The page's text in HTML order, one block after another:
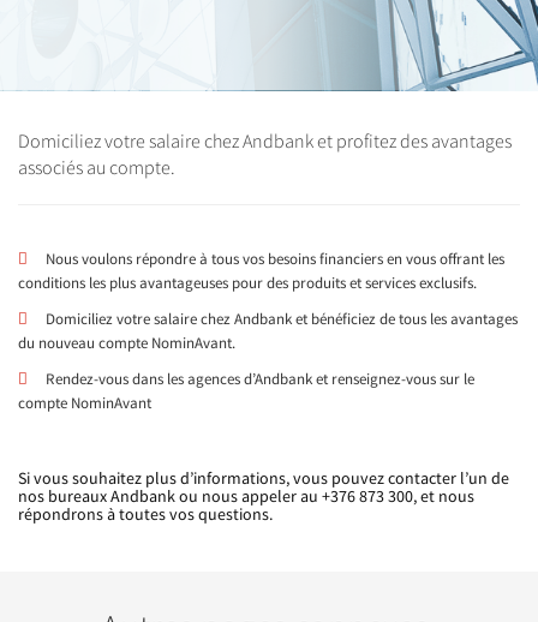
Domiciliez votre salaire chez Andbank et profitez des avantages
associés au compte.
Nous voulons répondre à tous vos besoins financiers en vous offrant les
conditions les plus avantageuses pour des produits et services exclusifs.
Domiciliez votre salaire chez Andbank et bénéficiez de tous les avantages
du nouveau compte NominAvant.
Rendez-vous dans les agences d’Andbank et renseignez-vous sur le
compte NominAvant
Si vous souhaitez plus d’informations, vous pouvez contacter l’un de
nos bureaux Andbank ou nous appeler au +376 873 300, et nous
répondrons à toutes vos questions.